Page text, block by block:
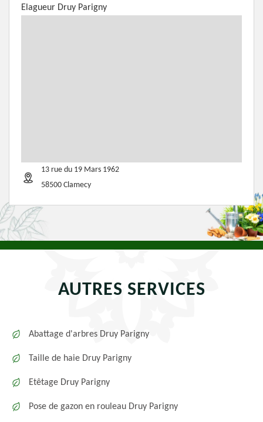
Elagueur Druy Parigny
13 rue du 19 Mars 1962
58500 Clamecy
AUTRES SERVICES
Abattage d'arbres Druy Parigny
Taille de haie Druy Parigny
Etêtage Druy Parigny
Pose de gazon en rouleau Druy Parigny